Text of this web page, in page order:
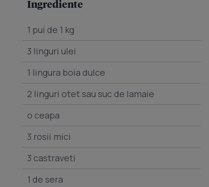
Ingrediente
1 pui de 1 kg
3 linguri ulei
1 lingura boia dulce
2 linguri otet sau suc de lamaie
o ceapa
3 rosii mici
3 castraveti
1 de sera